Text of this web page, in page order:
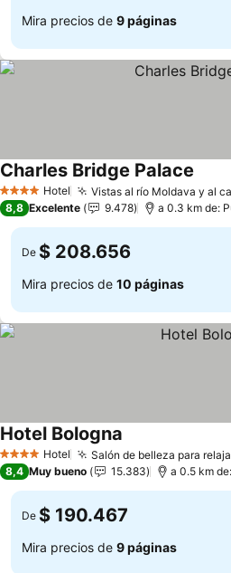
Mira precios de 9 páginas
4 EstrellasHotel Vistas al río Moldava y al
Charles Bridge Palace
8,8 Excelente 9.478 a 0.3 km de:
De $ 208.656
Mira precios de 10 páginas
4 EstrellasHotel Salón de belleza para
Hotel Bologna
8,4 Muy bueno 15.383 a 0.5 km
De $ 190.467
Mira precios de 9 páginas